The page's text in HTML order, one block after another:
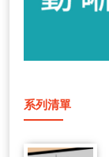
系列清單